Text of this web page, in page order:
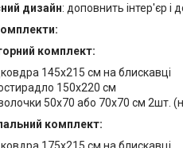
дизайн: доповнить інтер'єр і
комплект:
145х215 см на блискавці
150х220 см
50х70 або 70х70 см 2шт.
комплект: